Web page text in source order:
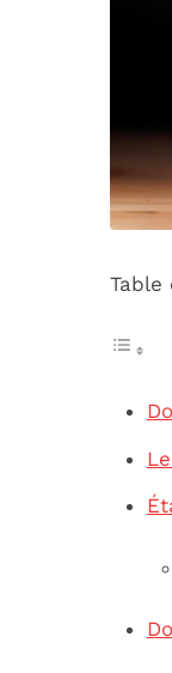
Table